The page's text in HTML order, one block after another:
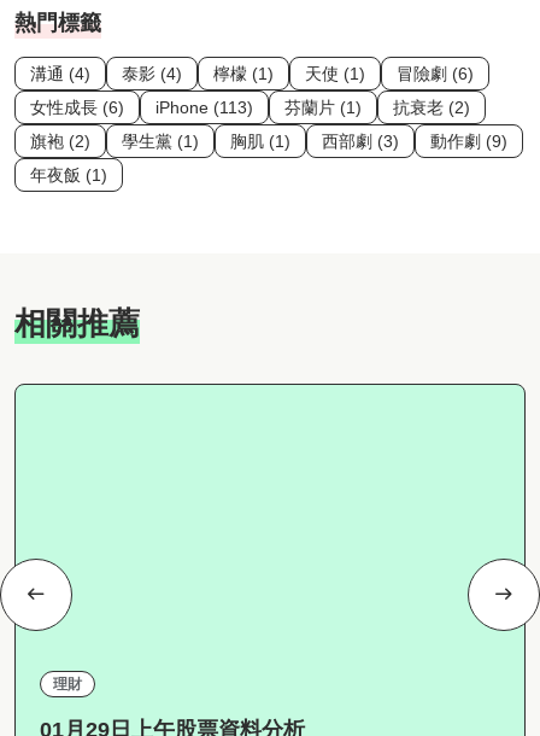
熱門標籤
溝通 (4) 泰影 (4) 檸檬 (1) 天使 (1)
冒險劇 (6)
女性成長 (6)
iPhone (113) 芬蘭片 (1)
抗衰老 (2)
旗袍 (2)
學生黨 (1) 胸肌 (1) 西部劇 (3)
動作劇 (9)
年夜飯 (1)
相關推薦
理財
01月29日上午股票資料分析